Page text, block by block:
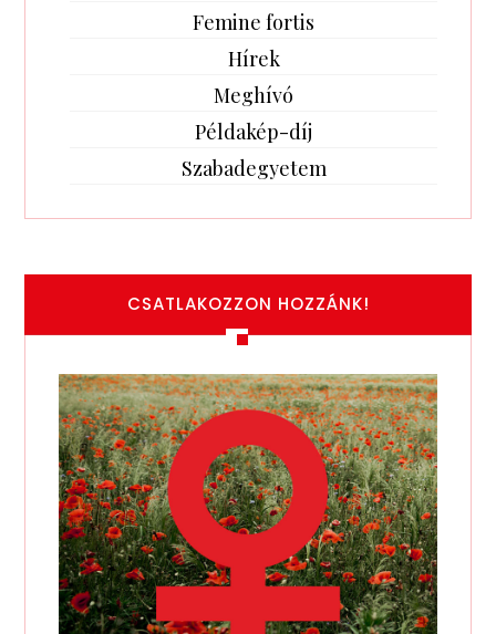
Femine fortis
Hírek
Meghívó
Példakép-díj
Szabadegyetem
CSATLAKOZZON HOZZÁNK!